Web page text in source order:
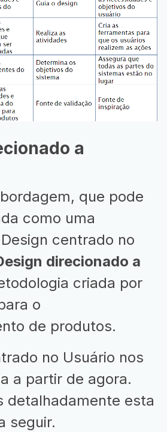
a
que pode
como uma
centrado no
direcionado a
criada por
o
de produtos.
no Usuário nos
a partir de agora.
detalhadamente esta
seguir.